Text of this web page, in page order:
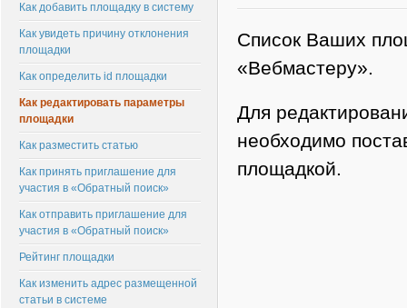
Список Ваших
«Вебмастеру».
Для
необходимо
площадкой.
Как добавить площадку в систему
Как увидеть причину отклонения
площадки
Как определить id площадки
Как редактировать параметры
площадки
Как разместить статью
Как принять приглашение для
участия в «Обратный поиск»
Как отправить приглашение для
участия в «Обратный поиск»
Рейтинг площадки
Как изменить адрес размещенной
статьи в системе